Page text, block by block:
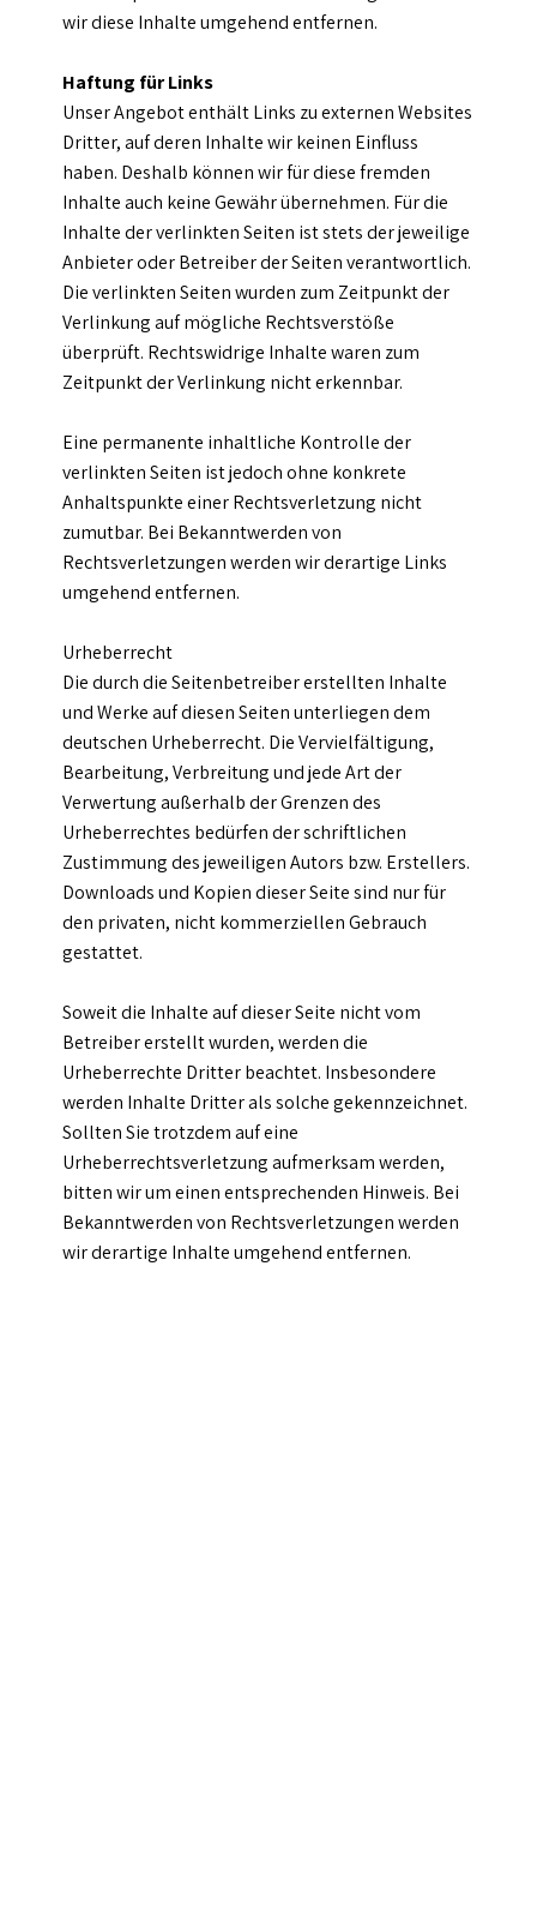
wir diese Inhalte umgehend entfernen.
Haftung für Links
Unser Angebot enthält Links zu externen Websites
Dritter, auf deren Inhalte wir keinen Einfluss
haben. Deshalb können wir für diese fremden
Inhalte auch keine Gewähr übernehmen. Für die
Inhalte der verlinkten Seiten ist stets der jeweilige
Anbieter oder Betreiber der Seiten verantwortlich.
Die verlinkten Seiten wurden zum Zeitpunkt der
Verlinkung auf mögliche Rechtsverstöße
überprüft. Rechtswidrige Inhalte waren zum
Zeitpunkt der Verlinkung nicht erkennbar.
Eine permanente inhaltliche Kontrolle der
verlinkten Seiten ist jedoch ohne konkrete
Anhaltspunkte einer Rechtsverletzung nicht
zumutbar. Bei Bekanntwerden von
Rechtsverletzungen werden wir derartige Links
umgehend entfernen.
Urheberrecht
Die durch die Seitenbetreiber erstellten Inhalte
und Werke auf diesen Seiten unterliegen dem
deutschen Urheberrecht. Die Vervielfältigung,
Bearbeitung, Verbreitung und jede Art der
Verwertung außerhalb der Grenzen des
Urheberrechtes bedürfen der schriftlichen
Zustimmung des jeweiligen Autors bzw. Erstellers.
Downloads und Kopien dieser Seite sind nur für
den privaten, nicht kommerziellen Gebrauch
gestattet.
Soweit die Inhalte auf dieser Seite nicht vom
Betreiber erstellt wurden, werden die
Urheberrechte Dritter beachtet. Insbesondere
werden Inhalte Dritter als solche gekennzeichnet.
Sollten Sie trotzdem auf eine
Urheberrechtsverletzung aufmerksam werden,
bitten wir um einen entsprechenden Hinweis. Bei
Bekanntwerden von Rechtsverletzungen werden
wir derartige Inhalte umgehend entfernen.